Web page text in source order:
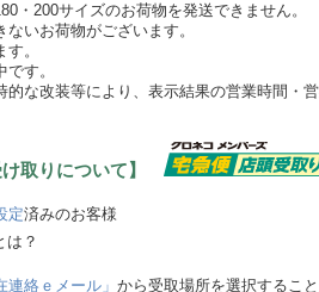
200サイズのお荷物を発送できません。
いお荷物がございます。
。
す。
な改装等により、表示結果の営業時間・
け取りについて】
定済みのお客様
は？
連絡ｅメール」 から受取場所を選択すること